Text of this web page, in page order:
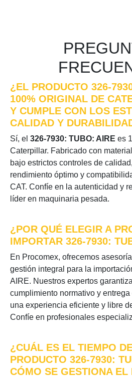
¿EL PRODUCTO 326-
100% ORIGINAL DE
Y CUMPLE CON LOS
CALIDAD Y
Sí, el 326-7930: TUBO: AIRE es
Caterpillar. Fabricado con
bajo estrictos controles de
rendimiento óptimo y
CAT. Confíe en la autenticidad y
líder en maquinaria pesada.
¿POR QUÉ ELEGIR A
IMPORTAR 326-7930:
En Procomex, ofrecemos
gestión integral para la
AIRE. Nuestros expertos
cumplimiento normativo y
una experiencia eficiente y libre
Confíe en profesionales
¿CUÁL ES EL TIEMPO
PRODUCTO 326-7930:
CÓMO SE GESTIONA EL